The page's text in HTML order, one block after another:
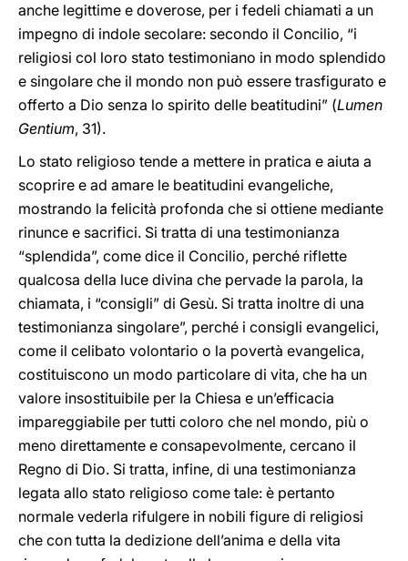
anche legittime e doverose, per i fedeli chiamati a un
impegno di indole secolare: secondo il Concilio, “i
religiosi col loro stato testimoniano in modo splendido
e singolare che il mondo non può essere trasfigurato e
offerto a Dio senza lo spirito delle beatitudini” (Lumen
Gentium, 31).
Lo stato religioso tende a mettere in pratica e aiuta a
scoprire e ad amare le beatitudini evangeliche,
mostrando la felicità profonda che si ottiene mediante
rinunce e sacrifici. Si tratta di una testimonianza
“splendida”, come dice il Concilio, perché riflette
qualcosa della luce divina che pervade la parola, la
chiamata, i “consigli” di Gesù. Si tratta inoltre di una
testimonianza singolare”, perché i consigli evangelici,
come il celibato volontario o la povertà evangelica,
costituiscono un modo particolare di vita, che ha un
valore insostituibile per la Chiesa e un’efficacia
impareggiabile per tutti coloro che nel mondo, più o
meno direttamente e consapevolmente, cercano il
Regno di Dio. Si tratta, infine, di una testimonianza
legata allo stato religioso come tale: è pertanto
normale vederla rifulgere in nobili figure di religiosi
che con tutta la dedizione dell’anima e della vita